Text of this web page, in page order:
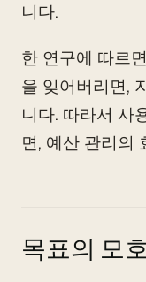
니다.
한 연구에 따르
을 잊어버리면,
니다. 따라서 사
면, 예산 관리의
목표의 모